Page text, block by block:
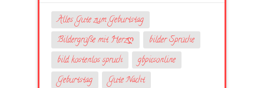
Alles Gute zum Geburtstag
Bildergrüße mit Herzღ
bilder Sprüche
bild kostenlos spruch
gbpicsonline
Geburtstag
Gute Nacht